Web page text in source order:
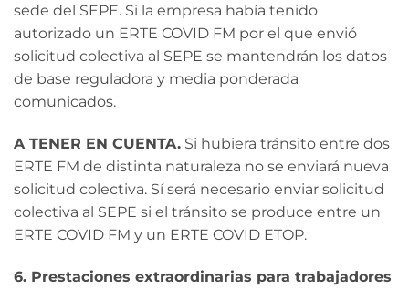
sede del SEPE. Si la empresa había tenido
autorizado un ERTE COVID FM por el que envió
solicitud colectiva al SEPE se mantendrán los datos
de base reguladora y media ponderada
comunicados.
A TENER EN CUENTA. Si hubiera tránsito entre dos
ERTE FM de distinta naturaleza no se enviará nueva
solicitud colectiva. Sí será necesario enviar solicitud
colectiva al SEPE si el tránsito se produce entre un
ERTE COVID FM y un ERTE COVID ETOP.
6. Prestaciones extraordinarias para trabajadores